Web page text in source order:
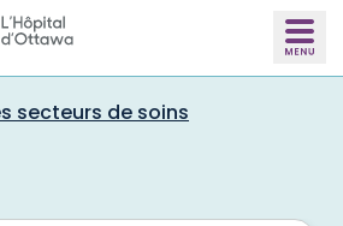
secteurs de soins